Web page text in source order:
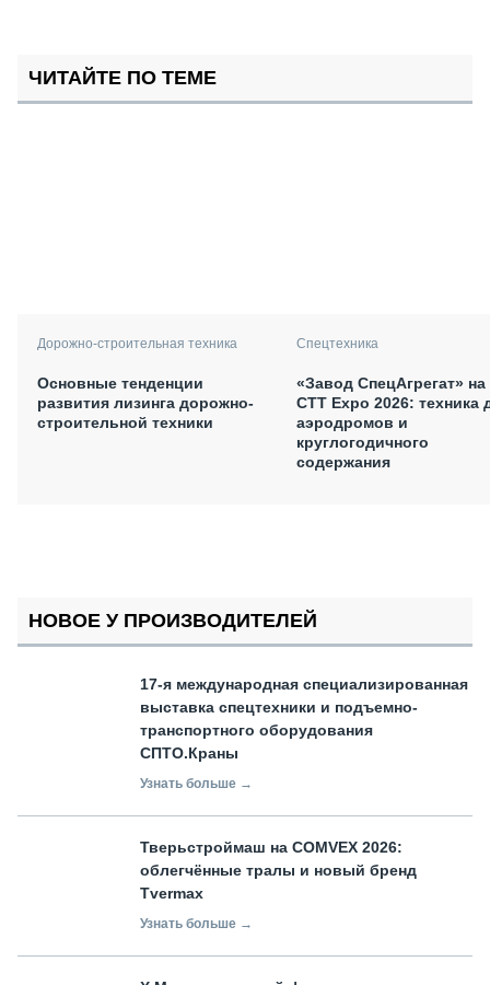
ЧИТАЙТЕ ПО ТЕМЕ
Дорожно-строительная техника
Основные тенденции
развития лизинга дорожно-
строительной техники
Спецтехника
«Завод СпецАгрегат» на
СТТ Expo 2026: техника
аэродромов и
круглогодичного
содержания
НОВОЕ У ПРОИЗВОДИТЕЛЕЙ
17-я международная специализированная
выставка спецтехники и подъемно-
транспортного оборудования
СПТО.Краны
Узнать больше →
Тверьстроймаш на COMVEX 2026:
облегчённые тралы и новый бренд
Tvermax
Узнать больше →